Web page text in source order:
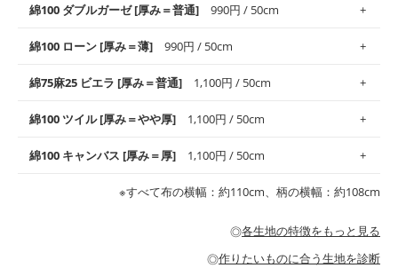
使いやすさNo.1！しなやかさと適度な張りを併せ持ち、通気性の
高さがオックス生地の特徴です。当サイトのオックス生地は、
般にお使いいただけます。
※レッスンバッグ、上履き袋などの通園通学グッズにはツイル生
・布団カバーなどの寝具、カーテン
綿100 ダブルガーゼ [厚み＝普通] 990円 / 50cm
柔らかくふんわりとした肌触りが特徴です。ベビー用品やハンカ
チなど直接肌に触れるアイテムに最適です。高い吸湿性・通気性
す。
・スタイ、おくるみなどのベビーグッズ
・ブラウス、チュニック、ワンピースなどの洋服
・パジャマなどの寝具
綿100 ローン [厚み＝薄] 990円 / 50cm
上質で薄手の平織りの生地です。軽やかさとなめらかな手触りの
良さが魅力。透け感があるので、涼しげなトップスなどに最適で
・ブラウス、シャツ、チュニックなどのトップス
綿75麻25 ビエラ [厚み＝普通] 1,100円 / 50cm
コットン75％リネン25％の当店のビエラ生地は、オックス生地よ
りもふんわりとした柔らかい質感と適度な落ち感を感じられるの
綿100 ツイル [厚み＝やや厚] 1,100円 / 50cm
綾織りの生地です。しっかりとした張りと厚みがありながらも柔
らかいのが特徴です。生地の厚みは中厚手です。1枚でも透け感
・レッスンバッグ、上履き袋などの通園通学グッズ
綿100 キャンバス [厚み＝厚] 1,100円 / 50cm
当店のキャンバス生地は、11号帆布相当の厚みです。 丈夫で高い
耐久性があります。トートバッグ・ポーチ・ペンケースなどの布
小物、インテリア用品に向いています。
※すべて布の横幅：約110cm、柄の横幅：約108cm
◎各生地の特徴をもっと見る
◎作りたいものに合う生地を診断